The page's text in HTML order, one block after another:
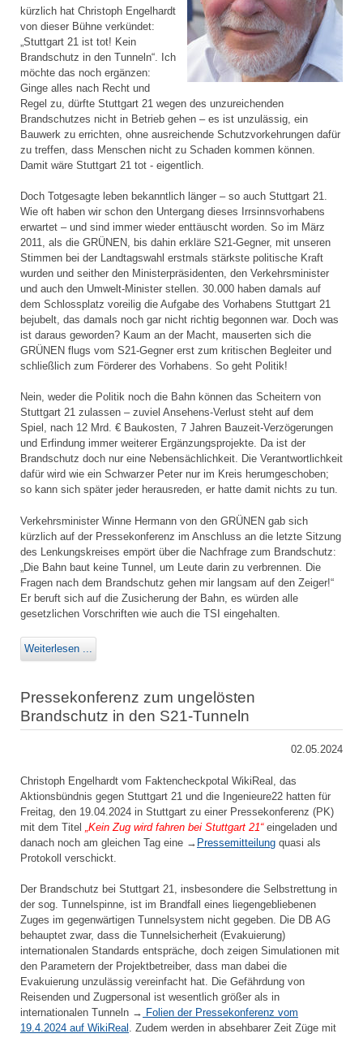
kürzlich hat Christoph Engelhardt
von dieser Bühne verkündet:
„Stuttgart 21 ist tot! Kein
Brandschutz in den Tunneln“. Ich
möchte das noch ergänzen:
Ginge alles nach Recht und
Regel zu, dürfte Stuttgart 21 wegen des unzureichenden
Brandschutzes nicht in Betrieb gehen – es ist unzulässig, ein
Bauwerk zu errichten, ohne ausreichende Schutzvorkehrungen dafür
zu treffen, dass Menschen nicht zu Schaden kommen können.
Damit wäre Stuttgart 21 tot - eigentlich.
Doch Totgesagte leben bekanntlich länger – so auch Stuttgart 21.
Wie oft haben wir schon den Untergang dieses Irrsinnsvorhabens
erwartet – und sind immer wieder enttäuscht worden. So im März
2011, als die GRÜNEN, bis dahin erkläre S21-Gegner, mit unseren
Stimmen bei der Landtagswahl erstmals stärkste politische Kraft
wurden und seither den Ministerpräsidenten, den Verkehrsminister
und auch den Umwelt-Minister stellen. 30.000 haben damals auf
dem Schlossplatz voreilig die Aufgabe des Vorhabens Stuttgart 21
bejubelt, das damals noch gar nicht richtig begonnen war. Doch was
ist daraus geworden? Kaum an der Macht, mauserten sich die
GRÜNEN flugs vom S21-Gegner erst zum kritischen Begleiter und
schließlich zum Förderer des Vorhabens. So geht Politik!
Nein, weder die Politik noch die Bahn können das Scheitern von
Stuttgart 21 zulassen – zuviel Ansehens-Verlust steht auf dem
Spiel, nach 12 Mrd. € Baukosten, 7 Jahren Bauzeit-Verzögerungen
und Erfindung immer weiterer Ergänzungsprojekte. Da ist der
Brandschutz doch nur eine Nebensächlichkeit. Die Verantwortlichkeit
dafür wird wie ein Schwarzer Peter nur im Kreis herumgeschoben;
so kann sich später jeder herausreden, er hatte damit nichts zu tun.
Verkehrsminister Winne Hermann von den GRÜNEN gab sich
kürzlich auf der Pressekonferenz im Anschluss an die letzte Sitzung
des Lenkungskreises empört über die Nachfrage zum Brandschutz:
„Die Bahn baut keine Tunnel, um Leute darin zu verbrennen. Die
Fragen nach dem Brandschutz gehen mir langsam auf den Zeiger!“
Er beruft sich auf die Zusicherung der Bahn, es würden alle
gesetzlichen Vorschriften wie auch die TSI eingehalten.
Weiterlesen ...
Pressekonferenz zum ungelösten
Brandschutz in den S21-Tunneln
02.05.2024
Christoph Engelhardt vom Faktencheckpotal WikiReal, das
Aktionsbündnis gegen Stuttgart 21 und die Ingenieure22 hatten für
Freitag, den 19.04.2024 in Stuttgart zu einer Pressekonferenz (PK)
mit dem Titel „Kein Zug wird fahren bei Stuttgart 21“eingeladen und
danach noch am gleichen Tag eine → Pressemitteilung quasi als
Protokoll verschickt.
Der Brandschutz bei Stuttgart 21, insbesondere die Selbstrettung in
der sog. Tunnelspinne, ist im Brandfall eines liegengebliebenen
Zuges im gegenwärtigen Tunnelsystem nicht gegeben. Die DB AG
behauptet zwar, dass die Tunnelsicherheit (Evakuierung)
internationalen Standards entspräche, doch zeigen Simulationen mit
den Parametern der Projektbetreiber, dass man dabei die
Evakuierung unzulässig vereinfacht hat. Die Gefährdung von
Reisenden und Zugpersonal ist wesentlich größer als in
internationalen Tunneln → Folien der Pressekonferenz vom
19.4.2024 auf WikiReal . Zudem werden in absehbarer Zeit Züge mit